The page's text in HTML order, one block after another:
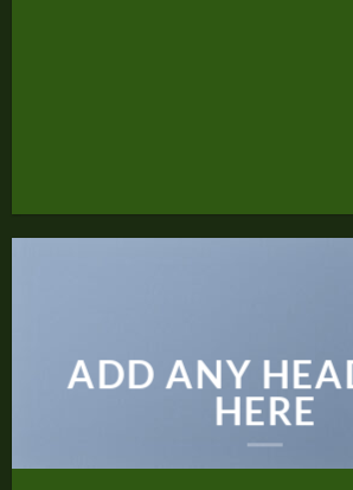
ADD ANY
HERE